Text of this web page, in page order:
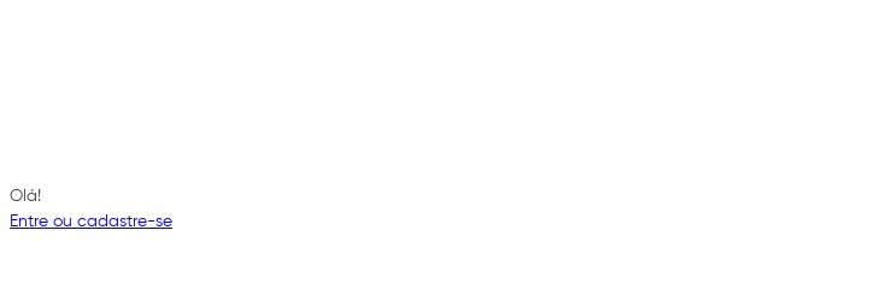
Olá!
Entre ou cadastre-se